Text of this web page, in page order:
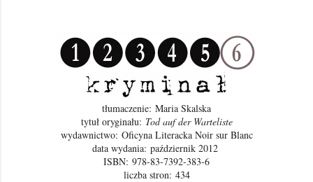
tłumaczenie: Maria Skalska
tytuł oryginału: Tod auf der Warteliste
wydawnictwo: Oficyna Literacka Noir sur Blanc
data wydania: październik 2012
ISBN: 978-83-7392-383-6
liczba stron: 434